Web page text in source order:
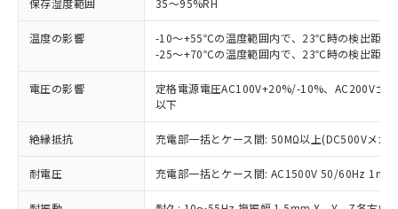
保存湿度範囲 35～95%RH
温度の影響
-10～+55℃の温度範囲内で、23℃時の検出距
-25～+70℃の温度範囲内で、23℃時の検出距
電圧の影響
定格電源電圧AC100V+20%/-10%、
以下
絶縁抵抗 充電部一括とケース間: 50MΩ以上(DC500Vメガ
耐電圧 充電部一括とケース間: AC1500V 50/60Hz 1min
本サービスは、当社制御機器事業取扱
商品の当社在庫状況および標準価格
(税抜)を提供させていただくもので
当社制御機器事業取扱商品の中には、
本サービスの対象外となる商品もある
ことをご了承ください。
在庫状況および標準価格照会結果は、
記載している更新日時点での社内デー
タに基づき作成されるものであり、閲
調査・確認中：EU RoHS指令（10物質）の
非含有の対応状況を調査中または確認中の
商品です。
非該当品：ライセンス料など無形物で、有
害物質有無と関係のない商品です。
仕入先様の事情により、非含有部品として
いたものが、含有品と判明した場合などや
むを得ず変更することがあります。
*EU RoHS指令（10物質）：
鉛(Pb) 1000ppm以下、 水銀(Hg) 1000ppm以下、 カド
ミウム(Cd) 100ppm以下、
※1 中国RoHS○×表
「○」：最大均質材料含有率が中国RoHSの
基準値以下であることを示します。
「×」：最大均質材料含有率が中国RoHSの
基準値を超えていることを示します。
「－」：未確認です。当社販売部門へお問
い合わせください。
*中国RoHS10物質の基準値 (GB/T26572)：
当社は、これら貴社製品のうち、外国
為替および外国貿易法に定める商品
（以下｢規制貨物等」という）を輸出
または国外への提供する場合は、日本
国政府の輸出許可(または役務取引許
説明